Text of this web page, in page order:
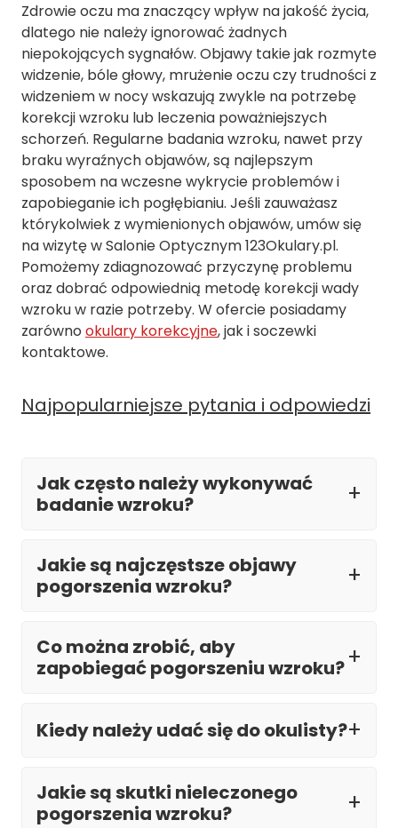
Zdrowie oczu ma znaczący wpływ na jakość życia,
dlatego nie należy ignorować żadnych
niepokojących sygnałów. Objawy takie jak rozmyte
widzenie, bóle głowy, mrużenie oczu czy trudności z
widzeniem w nocy wskazują zwykle na potrzebę
korekcji wzroku lub leczenia poważniejszych
schorzeń. Regularne badania wzroku, nawet przy
braku wyraźnych objawów, są najlepszym
sposobem na wczesne wykrycie problemów i
zapobieganie ich pogłębianiu. Jeśli zauważasz
którykolwiek z wymienionych objawów, umów się
na wizytę w Salonie Optycznym 123Okulary.pl.
Pomożemy zdiagnozować przyczynę problemu
oraz dobrać odpowiednią metodę korekcji wady
wzroku w razie potrzeby. W ofercie posiadamy
zarówno okulary korekcyjne, jak i soczewki
kontaktowe.
Najpopularniejsze pytania i odpowiedzi
Jak często należy wykonywać
badanie wzroku?
Jakie są najczęstsze objawy
pogorszenia wzroku?
Co można zrobić, aby
zapobiegać pogorszeniu wzroku?
Kiedy należy udać się do okulisty?
Jakie są skutki nieleczonego
pogorszenia wzroku?